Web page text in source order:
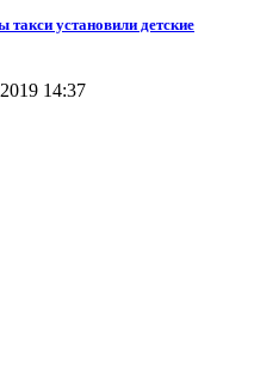
установили детские
14:37